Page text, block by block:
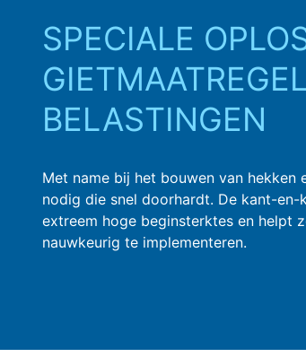
SPECIALE
BELASTINGEN
Met name bij het bouwen van
nodig die snel doorhardt. De kant-
extreem hoge beginsterktes en helpt
nauwkeurig te implementeren.